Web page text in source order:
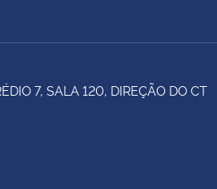
7, SALA 120, DIREÇÃO DO CT